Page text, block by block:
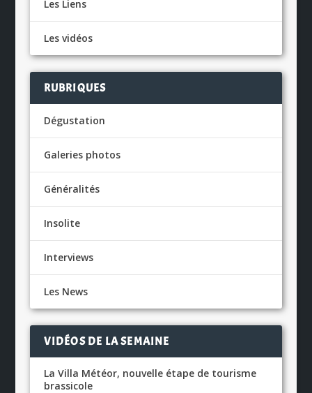
Les Liens
Les vidéos
RUBRIQUES
Dégustation
Galeries photos
Généralités
Insolite
Interviews
Les News
VIDÉOS DE LA SEMAINE
La Villa Météor, nouvelle étape de tourisme
brassicole